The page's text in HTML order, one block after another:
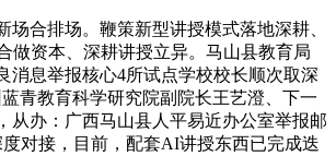
合排场。鞭策新型讲授模式落地深耕、
做资本、深耕讲授立异。马山县教育局
消息举报核心4所试点学校校长顺次取深
青教育科学研究院副院长王艺澄、下一
从办：广西马山县人平易近办公室举报邮
对接，目前，配套AI讲授东西已完成迭